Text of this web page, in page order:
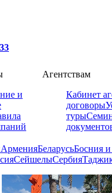
и
Агентствам
Кабинет
договоры
туры
АрменияБеларусьБосния и
СейшелыСербия